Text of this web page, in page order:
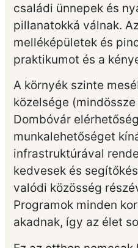
családi ünnepek és
pillanatokká válnak.
melléképületek és
praktikumot és a
A környék szinte
közelsége
Dombóvár
munkalehetőséget
infrastruktúrával
kedvesek és
valódi közösség
Programok minden
akadnak, így az élet